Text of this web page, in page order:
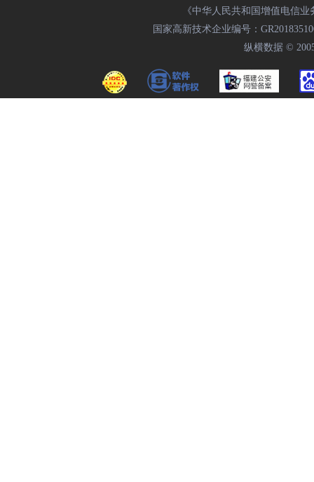
《中华人民共和国增值电信
国家高新技术企业编号：
纵横数据 ©